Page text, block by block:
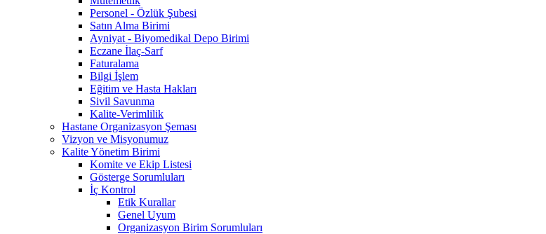
Personel - Özlük Şubesi
Satın Alma Birimi
Ayniyat - Biyomedikal Depo Birimi
Eczane İlaç-Sarf
Faturalama
Bilgi İşlem
Eğitim ve Hasta Hakları
Sivil Savunma
Kalite-Verimlilik
Hastane Organizasyon Şeması
Vizyon ve Misyonumuz
Kalite Yönetim Birimi
Komite ve Ekip Listesi
Gösterge Sorumluları
İç Kontrol
Etik Kurallar
Genel Uyum
Organizasyon Birim Sorumluları